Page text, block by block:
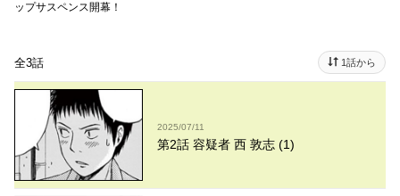
ップサスペンス開幕！
全3話 1話から
2025/07/11
第2話 容疑者 西 敦志 (1)